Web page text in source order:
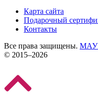
Карта сайта
Подарочный
Контакты
Все права защищены.
© 2015–2026